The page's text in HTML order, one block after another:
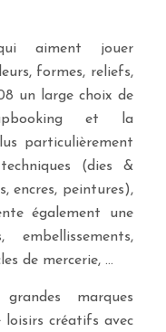
aiment jouer
formes, reliefs,
un large choix de
et la
particulièrement
(dies &
encres, peintures),
également une
de mercerie, …
marques
créatifs avec